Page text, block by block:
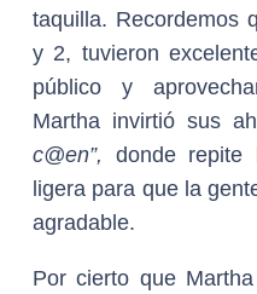
taquilla. Recordemos
y 2, tuvieron
público y
Martha invirtió sus
c@en”, donde repite
ligera para que la
agradable.
Por cierto que